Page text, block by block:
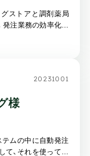
ストアと調剤薬局
注業務の効率化や
20231001
様
テムの中に自動発注
、それを使ってい